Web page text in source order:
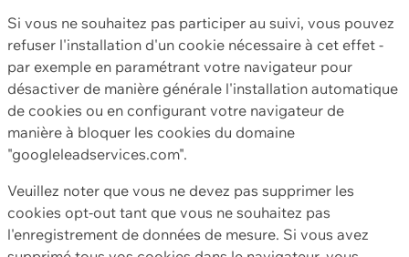
Si vous ne souhaitez pas participer au suivi, vous pouvez
refuser l'installation d'un cookie nécessaire à cet effet -
par exemple en paramétrant votre navigateur pour
désactiver de manière générale l'installation automatique
de cookies ou en configurant votre navigateur de
manière à bloquer les cookies du domaine
"googleleadservices.com".
Veuillez noter que vous ne devez pas supprimer les
cookies opt-out tant que vous ne souhaitez pas
l'enregistrement de données de mesure. Si vous avez